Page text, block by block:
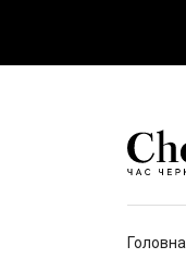
Головна